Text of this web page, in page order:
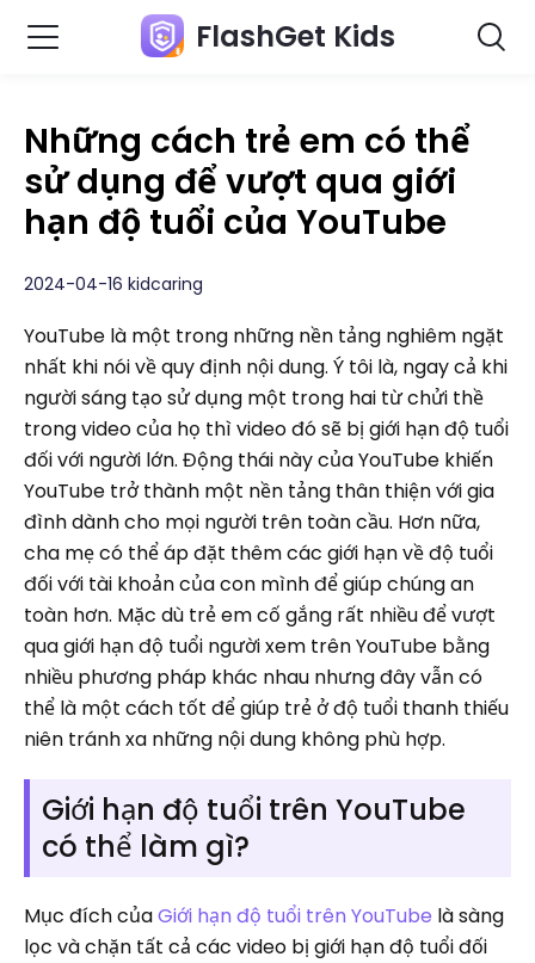
FlashGet Kids
Những cách trẻ em có thể
sử dụng để vượt qua giới
hạn độ tuổi của YouTube
2024-04-16 kidcaring
YouTube là một trong những nền tảng nghiêm ngặt
nhất khi nói về quy định nội dung. Ý tôi là, ngay cả khi
người sáng tạo sử dụng một trong hai từ chửi thề
trong video của họ thì video đó sẽ bị giới hạn độ tuổi
đối với người lớn. Động thái này của YouTube khiến
YouTube trở thành một nền tảng thân thiện với gia
đình dành cho mọi người trên toàn cầu. Hơn nữa,
cha mẹ có thể áp đặt thêm các giới hạn về độ tuổi
đối với tài khoản của con mình để giúp chúng an
toàn hơn. Mặc dù trẻ em cố gắng rất nhiều để vượt
qua giới hạn độ tuổi người xem trên YouTube bằng
nhiều phương pháp khác nhau nhưng đây vẫn có
thể là một cách tốt để giúp trẻ ở độ tuổi thanh thiếu
niên tránh xa những nội dung không phù hợp.
Giới hạn độ tuổi trên YouTube
có thể làm gì?
Mục đích củaGiới hạn độ tuổi trên YouTube là sàng
lọc và chặn tất cả các video bị giới hạn độ tuổi đối